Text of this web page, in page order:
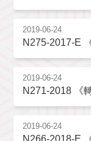
2019-06-24
N275-2017-E
2019-06-24
N271-2018 《
2019-06-24
N266-2018-E